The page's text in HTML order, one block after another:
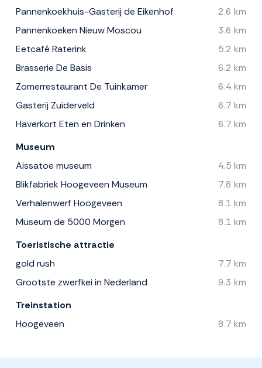
Pannenkoekhuis-Gasterij de Eikenhof
2.6 km
Pannenkoeken Nieuw Moscou
3.6 km
Eetcafé Raterink
5.2 km
Brasserie De Basis
6.2 km
Zomerrestaurant De Tuinkamer
6.4 km
Gasterij Zuiderveld
6.7 km
Haverkort Eten en Drinken
6.7 km
Museum
Aissatoe museum
4.5 km
Blikfabriek Hoogeveen Museum
7.8 km
Verhalenwerf Hoogeveen
8.1 km
Museum de 5000 Morgen
8.1 km
Toeristische attractie
gold rush
7.7 km
Grootste zwerfkei in Nederland
9.3 km
Treinstation
Hoogeveen
8.7 km